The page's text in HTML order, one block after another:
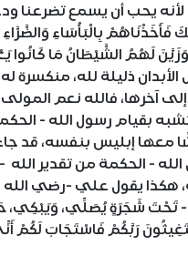
يحب أن يسمع تضرعنا
ذليلة لله، منكسرة
آخرها، فالله نعم
بقيام رسول الله -
معها إبليس بنفسه، قد
- الحكمة من تقدير الله
يقول علي -رضي الله عنه -
شَجَرَةٍ يُصَلِّي، وَيَبْكِي،
رَبَّكُمْ فَاسْتَجَابَ لَكُمْ